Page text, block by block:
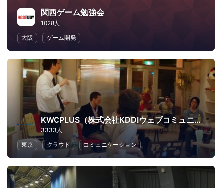
関西ゲーム勉強会
1028人
大阪
ゲーム開発
KWCPLUS（株式会社KDDIウェブコミュニケーションズ）
3333人
東京
クラウド コミュニケーション